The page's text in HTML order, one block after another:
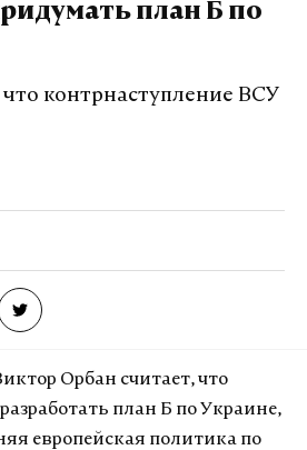
план Б по
контрнаступление ВСУ
Орбан считает, что
план Б по Украине,
европейская политика по